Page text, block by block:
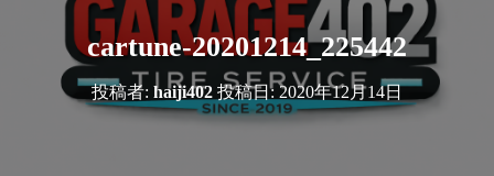
cartune-20201214_225442
投稿者: haiji402 投稿日: 2020年12月14日